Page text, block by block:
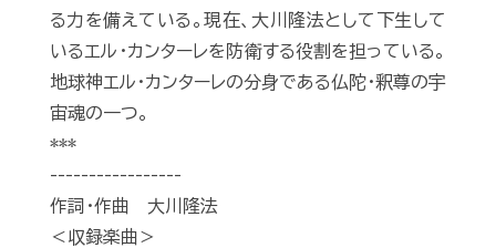
る力を備えている。現在、大川隆法として下生して
いるエル・カンターレを防衛する役割を担っている。
地球神エル・カンターレの分身である仏陀・釈尊の宇
宙魂の一つ。
***
-----------------
作詞・作曲 大川隆法
＜収録楽曲＞